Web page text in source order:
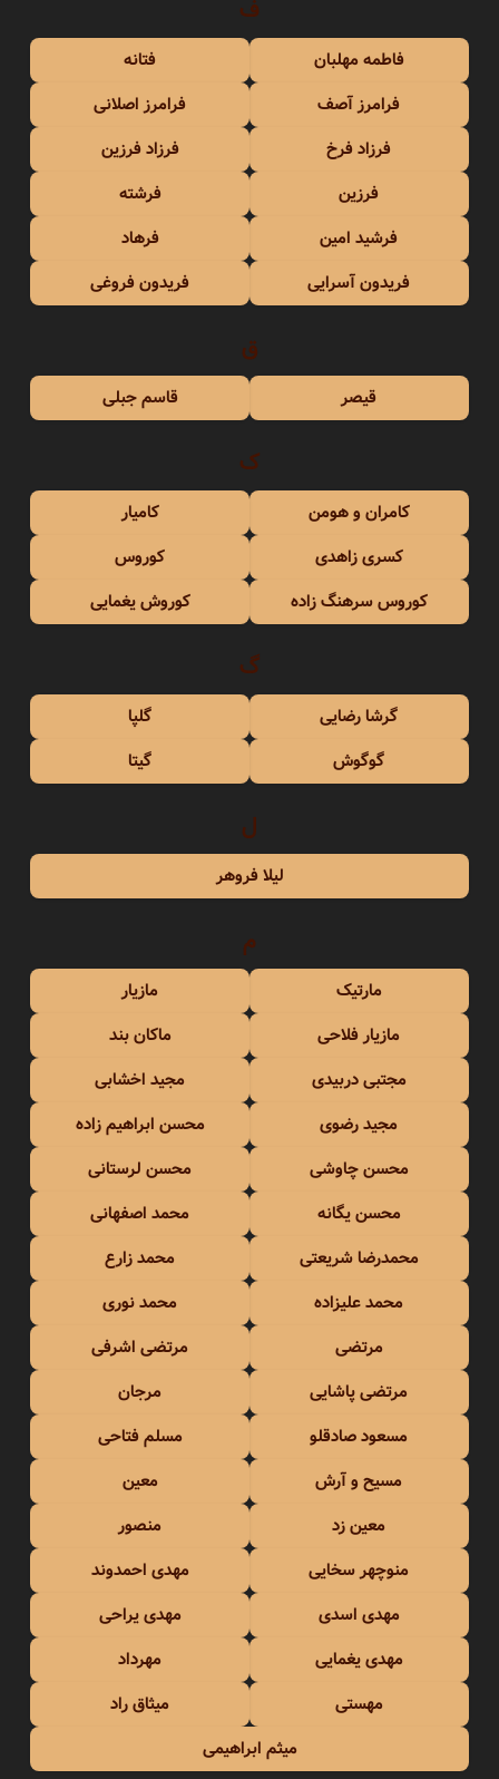
ف
فاطمه مهلبان
فتانه
فرامرز آصف
فرامرز اصلانی
فرزاد فرخ
فرزاد فرزین
فرزین
فرشته
فرشید امین
فرهاد
فریدون آسرایی
فریدون فروغی
ق
قیصر قاسم جبلی
ک
کامران و هومن
کامیار
کسری زاهدی
کوروس
کوروس سرهنگ زاده
کوروش یغمایی
گ
گرشا رضایی
گلپا
گوگوش
گیتا
ل
لیلا فروهر
م
مارتیک
مازیار
مازیار فلاحی
ماکان بند
مجتبی دربیدی
مجید اخشابی
مجید رضوی
محسن ابراهیم زاده
محسن چاوشی
محسن لرستانی
محسن یگانه
محمد اصفهانی
محمدرضا شریعتی
محمد زارع
محمد علیزاده
محمد نوری
مرتضی
مرتضی اشرفی
مرتضی پاشایی
مرجان
مسعود صادقلو
مسلم فتاحی
مسیح و آرش
معین
معین زد
منصور
منوچهر سخایی
مهدی احمدوند
مهدی اسدی
مهدی یراحی
مهدی یغمایی
مهرداد
مهستی
میثاق راد
میثم ابراهیمی